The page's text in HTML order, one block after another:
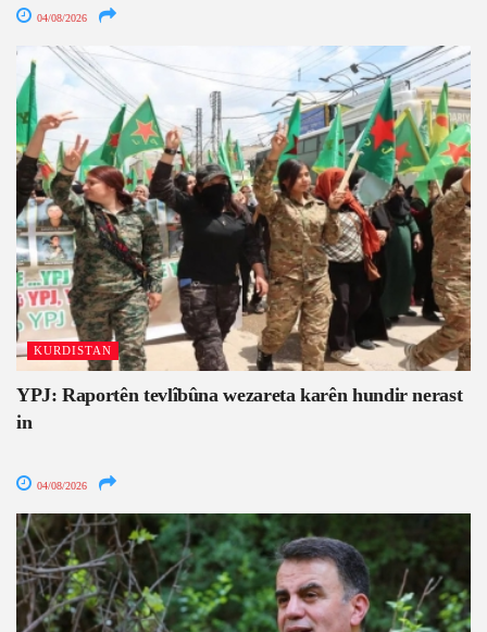
04/08/2026
KURDISTAN
YPJ: Raportên tevlîbûna wezareta karên hundir nerast
in
04/08/2026